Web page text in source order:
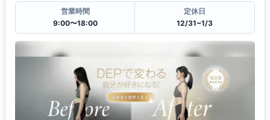
営業時間
9:00〜18:00
定休日
12/31~1/3